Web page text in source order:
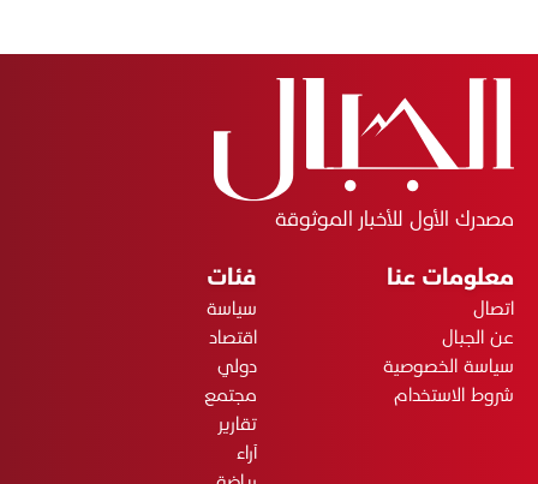
مصدرك الأول للأخبار الموثوقة
معلومات عنا
اتصال
عن الجبال
سياسة الخصوصية
شروط الاستخدام
فئات
سياسة
اقتصاد
دولي
مجتمع
تقارير
آراء